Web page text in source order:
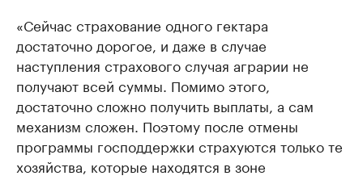
«Сейчас страхование одного гектара
достаточно дорогое, и даже в случае
наступления страхового случая аграрии не
получают всей суммы. Помимо этого,
достаточно сложно получить выплаты, а сам
механизм сложен. Поэтому после отмены
программы господдержки страхуются только те
хозяйства, которые находятся в зоне